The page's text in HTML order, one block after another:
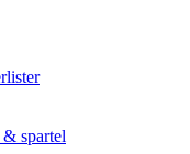
spartel